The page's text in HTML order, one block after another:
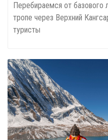
Перебираемся от базового
тропе через Верхний
туристы